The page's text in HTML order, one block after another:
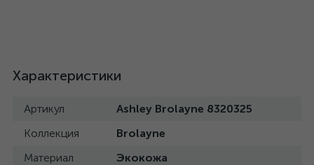
Характеристики
Артикул
Ashley Brolayne 8320325
Коллекция
Brolayne
Материал
Экокожа